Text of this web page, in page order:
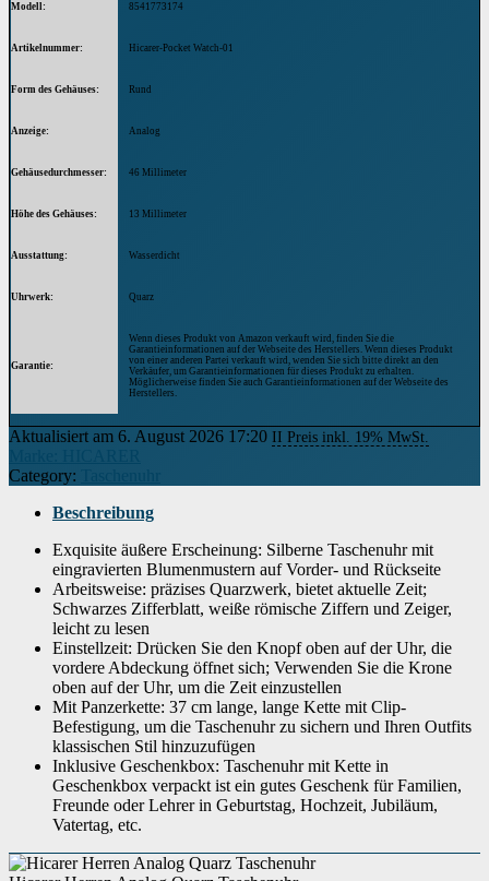
Modell 8541773174
Artikelnummer Hicarer-Pocket Watch-01
Form des Gehäuses Rund
Anzeige Analog
Gehäusedurchmesser 46 Millimeter
Höhe des Gehäuses 13 Millimeter
Ausstattung Wasserdicht
Uhrwerk Quarz
Garantie
Wenn dieses Produkt von Amazon verkauft wird, finden Sie die
Garantieinformationen auf der Webseite des Herstellers. Wenn dieses Produkt
von einer anderen Partei verkauft wird, wenden Sie sich bitte direkt an den
Verkäufer, um Garantieinformationen für dieses Produkt zu erhalten.
Möglicherweise finden Sie auch Garantieinformationen auf der Webseite des
Herstellers.
Aktualisiert am 6. August 2026 17:20 II Preis inkl. 19% MwSt.
Category:
Beschreibung
Exquisite äußere Erscheinung: Silberne Taschenuhr mit
eingravierten Blumenmustern auf Vorder- und Rückseite
Arbeitsweise: präzises Quarzwerk, bietet aktuelle Zeit;
Schwarzes Zifferblatt, weiße römische Ziffern und Zeiger,
leicht zu lesen
Einstellzeit: Drücken Sie den Knopf oben auf der Uhr, die
vordere Abdeckung öffnet sich; Verwenden Sie die Krone
oben auf der Uhr, um die Zeit einzustellen
Mit Panzerkette: 37 cm lange, lange Kette mit Clip-
Befestigung, um die Taschenuhr zu sichern und Ihren Outfits
klassischen Stil hinzuzufügen
Inklusive Geschenkbox: Taschenuhr mit Kette in
Geschenkbox verpackt ist ein gutes Geschenk für Familien,
Freunde oder Lehrer in Geburtstag, Hochzeit, Jubiläum,
Vatertag, etc.